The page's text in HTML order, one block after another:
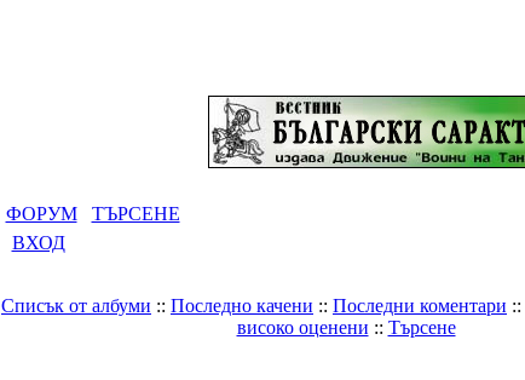
ФОРУМ
ТЪРСЕНЕ
ВХОД
Списък от албуми :: Последно качени :: Последни коментари ::
високо оценени :: Търсене